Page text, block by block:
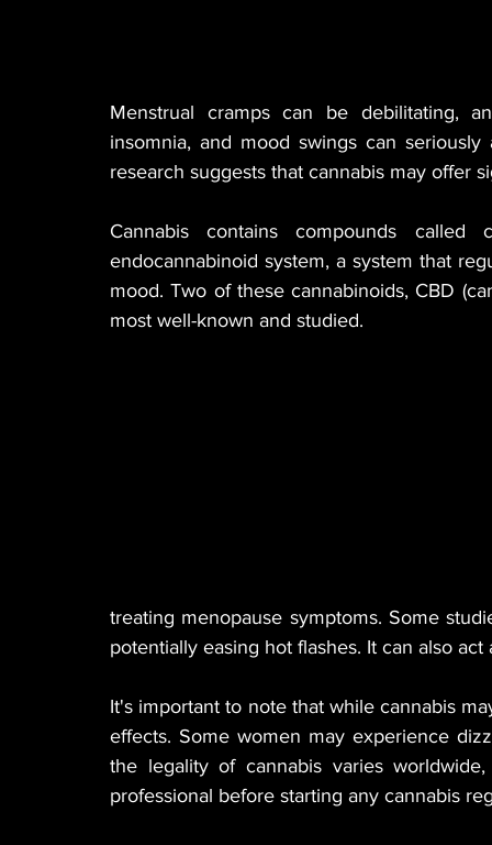
Menstrual cramps can be debilitating,
insomnia, and mood swings can
research suggests that cannabis may offer
Cannabis contains compounds
endocannabinoid system, a system that
mood. Two of these cannabinoids, CBD
most well-known and studied.
treating menopause symptoms. Some
potentially easing hot flashes. It can also
It's important to note that while cannabis
effects. Some women may experience
the legality of cannabis varies
professional before starting any cannabis